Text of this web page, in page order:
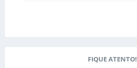
FIQUE ATENTO!